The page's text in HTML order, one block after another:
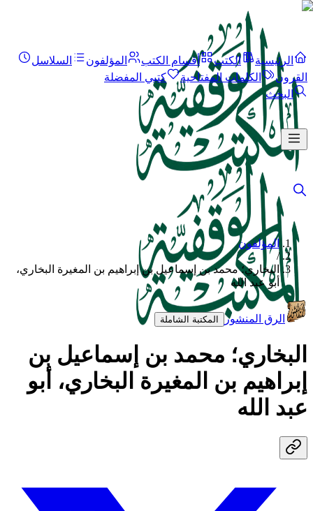
الرئيسية الكتب أقسام الكتب المؤلفون
السلاسل
القرون
الكلمات المفتاحية
كتبي المفضلة
البحث
المؤلفون
/
البخاري؛ محمد بن إسماعيل بن إبراهيم بن المغيرة البخاري،
أبو عبد الله
الرق المنشور المكتبة الشاملة
البخاري؛ محمد بن إسماعيل بن
إبراهيم بن المغيرة البخاري، أبو
عبد الله